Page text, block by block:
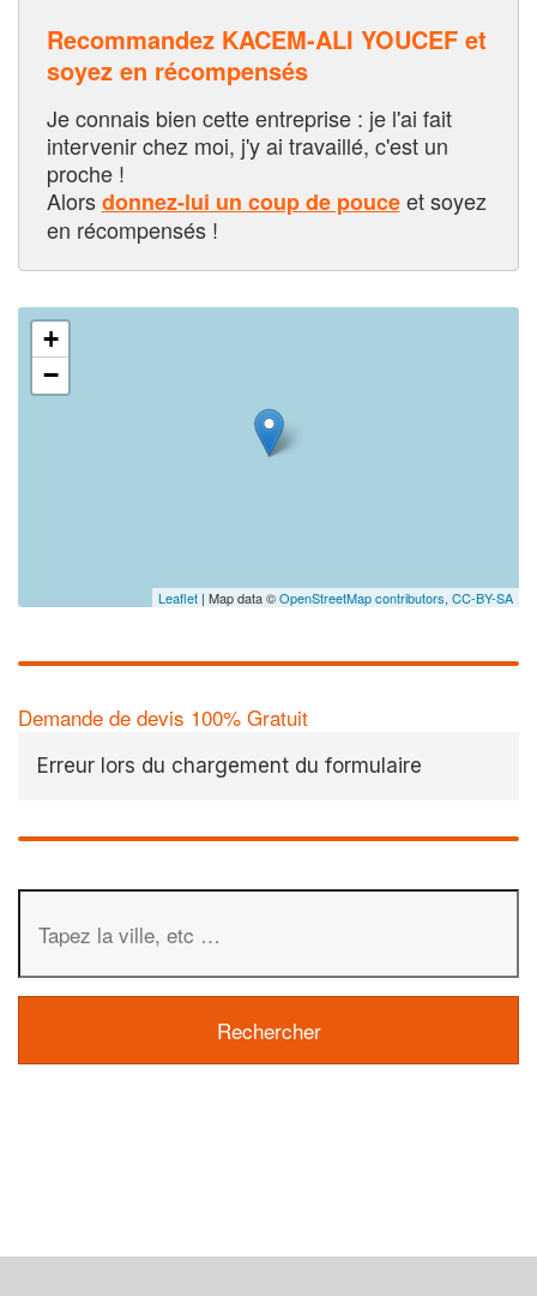
Recommandez KACEM-ALI YOUCEF et
soyez en récompensés
Je connais bien cette entreprise : je l'ai fait
intervenir chez moi, j'y ai travaillé, c'est un
proche !
Alorsdonnez-lui un coup de pouceet soyez
en récompensés !
+
−
Leaflet | Map data ©OpenStreetMap contributors, CC-BY-SA
Demande de devis 100% Gratuit
Erreur lors du chargement du formulaire